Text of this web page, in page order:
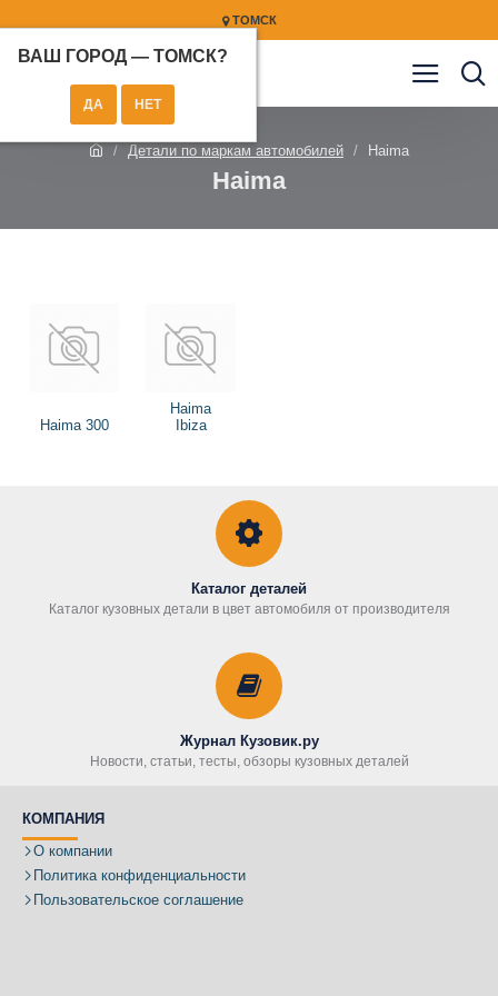
ТОМСК
ВАШ ГОРОД — ТОМСК?
Детали по маркам автомобилей Haima
Haima
Haima 300
Haima
Ibiza
Каталог деталей
Каталог кузовных детали в цвет автомобиля от производителя
Журнал Кузовик.ру
Новости, статьи, тесты, обзоры кузовных деталей
КОМПАНИЯ
О компании
Политика конфиденциальности
Пользовательское соглашение